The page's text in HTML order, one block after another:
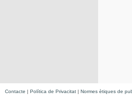
Contacte | Política de Privacitat | Normes ètiques de